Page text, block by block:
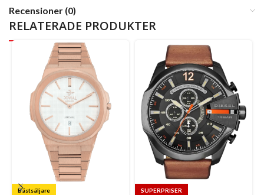
Recensioner (0)
RELATERADE PRODUKTER
Bästsäljare
SUPERPRISER